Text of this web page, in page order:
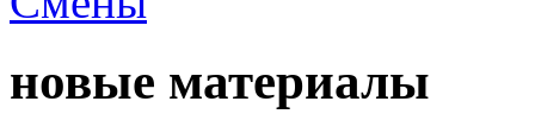
новые материалы